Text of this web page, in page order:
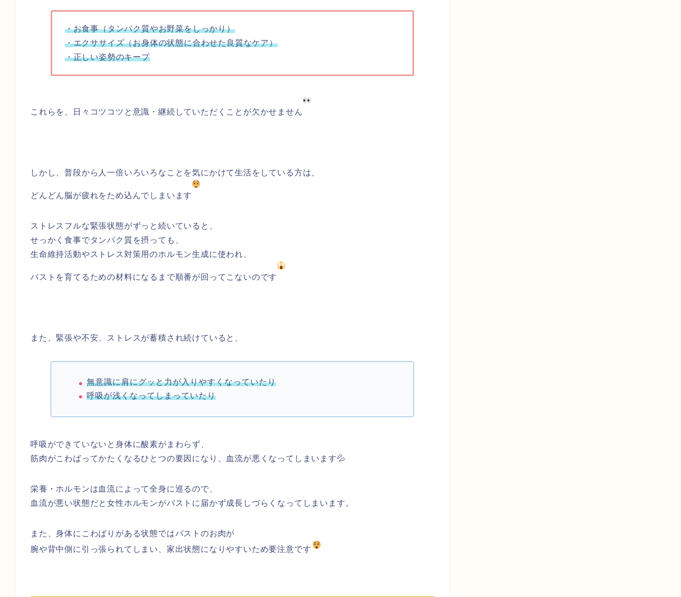
・お食事（タンパク質やお野菜をしっかり）
・エクササイズ（お身体の状態に合わせた良質なケア）
・正しい姿勢のキープ
これらを、日々コツコツと意識・継続していただくことが欠かせません
しかし、普段から人一倍いろいろなことを気にかけて生活をしている方は、
どんどん脳が疲れをため込んでしまいます
ストレスフルな緊張状態がずっと続いていると、
せっかく食事でタンパク質を摂っても、
生命維持活動やストレス対策用のホルモン生成に使われ、
バストを育てるための材料になるまで順番が回ってこないのです
また、緊張や不安、ストレスが蓄積され続けていると、
無意識に肩にグッと力が入りやすくなっていたり
呼吸が浅くなってしまっていたり
呼吸ができていないと身体に酸素がまわらず、
筋肉がこわばってかたくなるひとつの要因になり、血流が悪くなってしまいます💦
栄養・ホルモンは血流によって全身に巡るので、
血流が悪い状態だと女性ホルモンがバストに届かず成長しづらくなってしまいます。
また、身体にこわばりがある状態ではバストのお肉が
腕や背中側に引っ張られてしまい、家出状態になりやすいため要注意です